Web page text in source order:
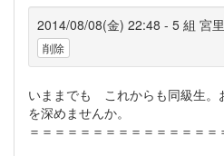
2014/08/08(金) 22:48 - 5 組 宮
削除
いままでも これからも同級生。
を深めませんか。
＝＝＝＝＝＝＝＝＝＝＝＝＝＝＝